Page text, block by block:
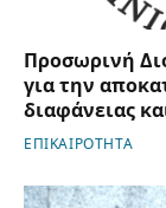
Προσωρινή
για την
διαφάνειας
ΕΠΙΚΑΙΡΟΤΗΤΑ